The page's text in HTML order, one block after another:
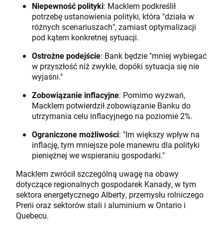
Niepewność polityki: Macklem podkreślił
potrzebę ustanowienia polityki, która "działa w
różnych scenariuszach", zamiast optymalizacji
pod kątem konkretnej sytuacji.
Ostrożne podejście: Bank będzie "mniej wybiegać
w przyszłość niż zwykle, dopóki sytuacja się nie
wyjaśni."
Zobowiązanie inflacyjne: Pomimo wyzwań,
Macklem potwierdził zobowiązanie Banku do
utrzymania celu inflacyjnego na poziomie 2%.
Ograniczone możliwości: "Im większy wpływ na
inflację, tym mniejsze pole manewru dla polityki
pieniężnej we wspieraniu gospodarki."
Macklem zwrócił szczególną uwagę na obawy
dotyczące regionalnych gospodarek Kanady, w tym
sektora energetycznego Alberty, przemysłu rolniczego
Prerii oraz sektorów stali i aluminium w Ontario i
Quebecu.